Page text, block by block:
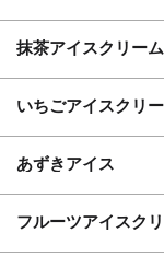
抹茶アイスクリーム
いちごアイスクリ
あずきアイス
フルーツアイスク